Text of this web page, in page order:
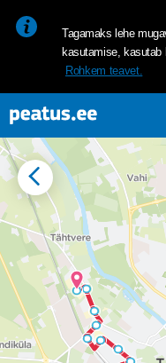
Tagamaks lehe
kasutamise, kasutab
Rohkem teavet.